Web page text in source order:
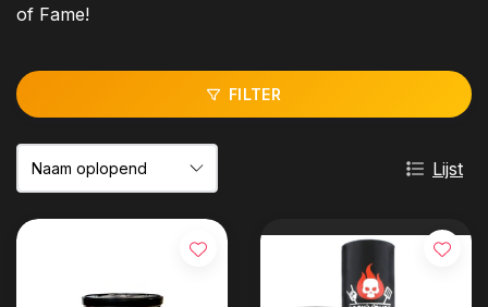
of Fame!
FILTER
Lijst